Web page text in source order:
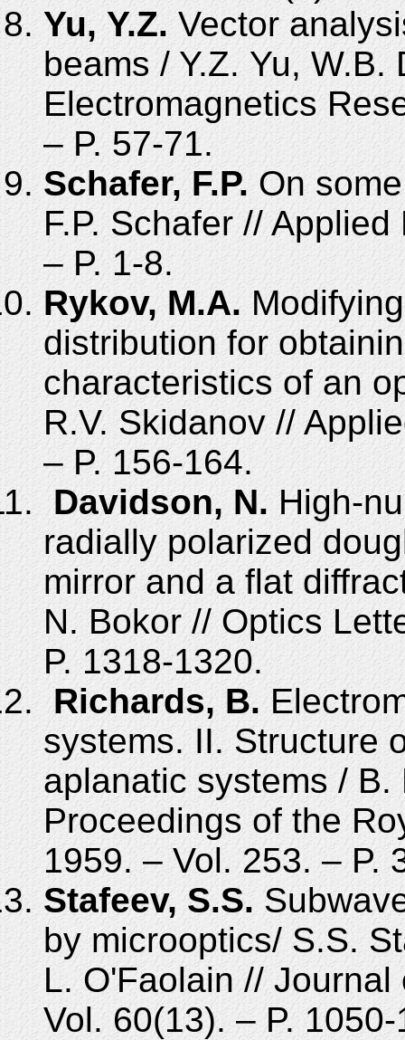
Yu, Y.Z.Vector
beams / Y.Z. Yu,
Electromagnetics
– P. 57-71.
Schafer, F.P.On
F.P. Schafer //
– P. 1-8.
Rykov, М.A.
distribution for
characteristics of an
R.V. Skidanov //
– P. 156-164.
Davidson, N.High-
radially polarized
mirror and a flat
N. Bokor // Optics
P. 1318-1320.
Richards, B.
systems. II. Structure
aplanatic systems /
Proceedings of the
1959. – Vol. 253. – P.
Stafeev, S.S.
by mic­rooptics/ S.S.
L. O'Faolain //
Vol. 60(13). – P.